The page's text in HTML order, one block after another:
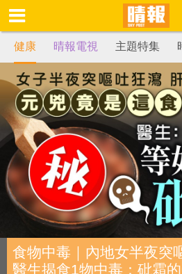
健康 晴報電視 主題特集
食物中毒｜內地女半夜突
醫生揭食1物中毒：砒霜